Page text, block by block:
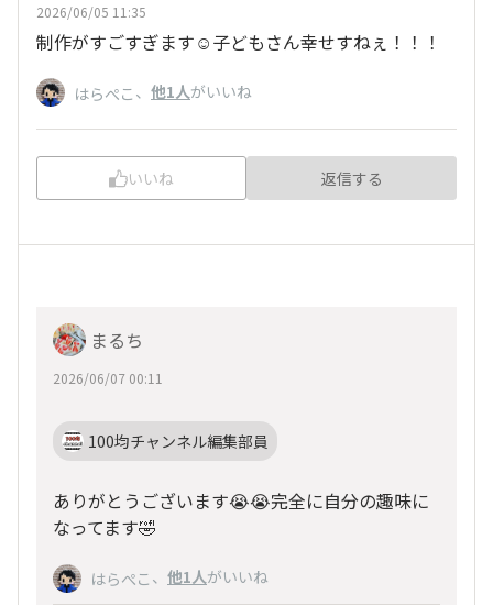
2026/06/05 11:35
制作がすごすぎます☺️子どもさん幸せすねぇ！！！
はらぺこ 、 他1人がいいね
いいね 返信する
まるち
2026/06/07 00:11
100均チャンネル編集部員
ありがとうございます😭😭完全に自分の趣味に
なってます🤣
はらぺこ 、 他1人がいいね